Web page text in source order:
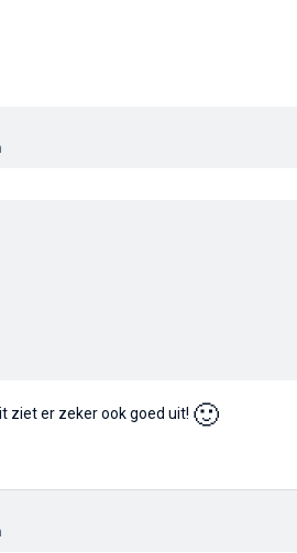
ziet er zeker ook goed uit! 🙂